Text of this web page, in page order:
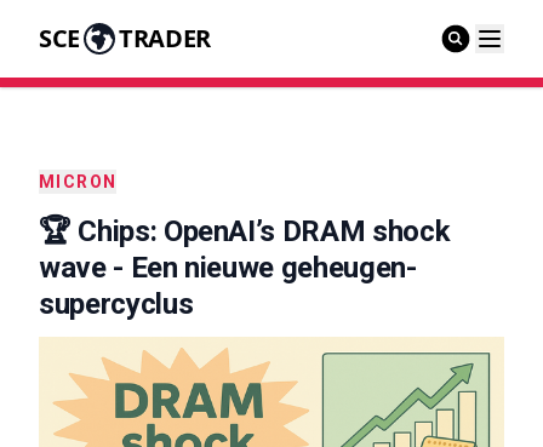
SCE TRADER
MICRON
🏆 Chips: OpenAI’s DRAM shock
wave - Een nieuwe geheugen-
supercyclus